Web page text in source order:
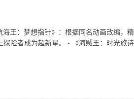
王：梦想指针》：根据同名动画改编，
险者成为超新星。 - 《海贼王：时光旅